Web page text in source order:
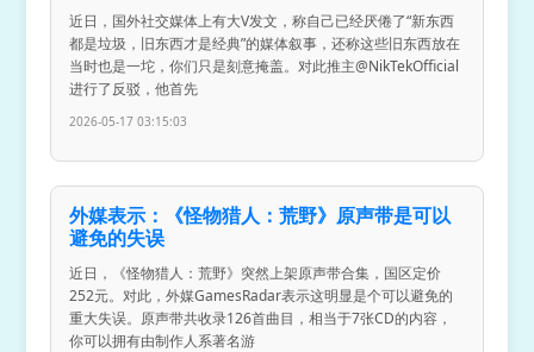
近日，国外社交媒体上有大V发文，称自己已经厌倦了“新东西
都是垃圾，旧东西才是经典”的媒体叙事，还称这些旧东西放在
当时也是一坨，你们只是刻意掩盖。对此推主@NikTekOfficial
进行了反驳，他首先
2026-05-17 03:15:03
外媒表示：《怪物猎人：荒野》原声带是可以
避免的失误
近日，《怪物猎人：荒野》突然上架原声带合集，国区定价
252元。对此，外媒GamesRadar表示这明显是个可以避免的
重大失误。原声带共收录126首曲目，相当于7张CD的内容，
你可以拥有由制作人系著名游